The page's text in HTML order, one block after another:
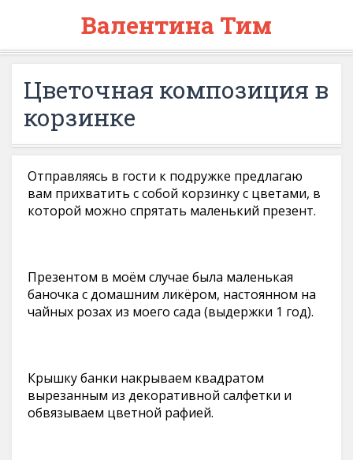
Валентина Тим
Цветочная композиция в
корзинке
Отправляясь в гости к подружке предлагаю
вам прихватить с собой корзинку с цветами, в
которой можно спрятать маленький презент.
Презентом в моём случае была маленькая
баночка с домашним ликёром, настоянном на
чайных розах из моего сада (выдержки 1 год).
Крышку банки накрываем квадратом
вырезанным из декоративной салфетки и
обвязываем цветной рафией.